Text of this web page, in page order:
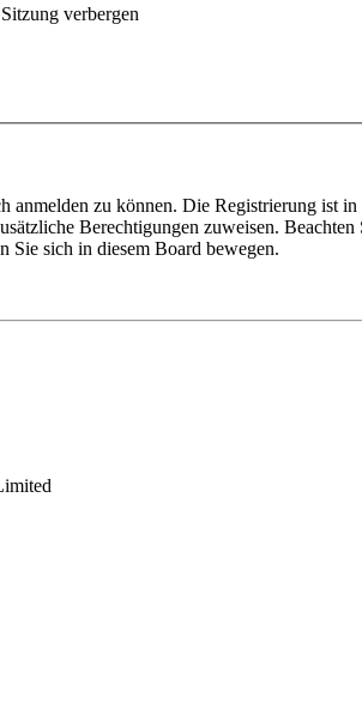
verbergen
anmelden zu können. Die Registrierung
Berechtigungen zuweisen.
Sie sich in diesem Board bewegen.